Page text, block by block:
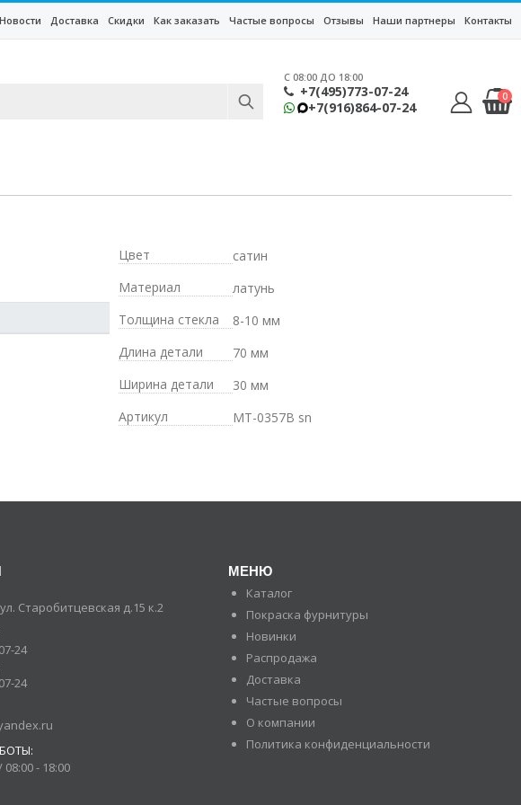
Новости Доставка Скидки Как заказать Частые вопросы Отзывы Наши партнеры Контакты
C 08:00 ДО 18:00
+7(495)773-07-24
+7(916)864-07-24
0
Цвет
сатин
Материал
латунь
Толщина стекла
8-10 мм
Длина детали
70 мм
Ширина детали
30 мм
Артикул
MT-0357B sn
Старобитцевская д.15 к.2
24
24
- 18:00
МЕНЮ
Каталог
Покраска фурнитуры
Новинки
Распродажа
Доставка
Частые вопросы
О компании
Политика конфиденциальности